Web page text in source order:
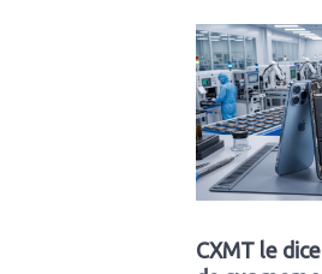
CXMT le